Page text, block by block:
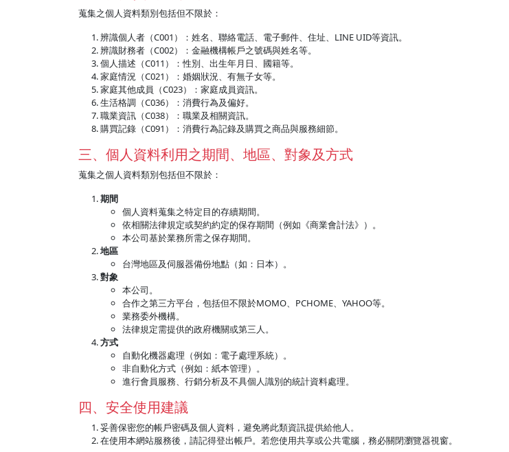
蒐集之個人資料類別包括但不限於：
辨識個人者（C001）：姓名、聯絡電話、電子郵件、住址、LINE UID等資訊。
辨識財務者（C002）：金融機構帳戶之號碼與姓名等。
個人描述（C011）：性別、出生年月日、國籍等。
家庭情況（C021）：婚姻狀況、有無子女等。
家庭其他成員（C023）：家庭成員資訊。
生活格調（C036）：消費行為及偏好。
職業資訊（C038）：職業及相關資訊。
購買記錄（C091）：消費行為記錄及購買之商品與服務細節。
三、個人資料利用之期間、地區、對象及方式
蒐集之個人資料類別包括但不限於：
期間
個人資料蒐集之特定目的存續期間。
依相關法律規定或契約約定的保存期間（例如《商業會計法》）。
本公司基於業務所需之保存期間。
地區
台灣地區及伺服器備份地點（如：日本）。
對象
本公司。
合作之第三方平台，包括但不限於MOMO、PCHOME、YAHOO等。
業務委外機構。
法律規定需提供的政府機關或第三人。
方式
自動化機器處理（例如：電子處理系統）。
非自動化方式（例如：紙本管理）。
進行會員服務、行銷分析及不具個人識別的統計資料處理。
四、安全使用建議
妥善保密您的帳戶密碼及個人資料，避免將此類資訊提供給他人。
在使用本網站服務後，請記得登出帳戶。若您使用共享或公共電腦，務必關閉瀏覽器視窗。